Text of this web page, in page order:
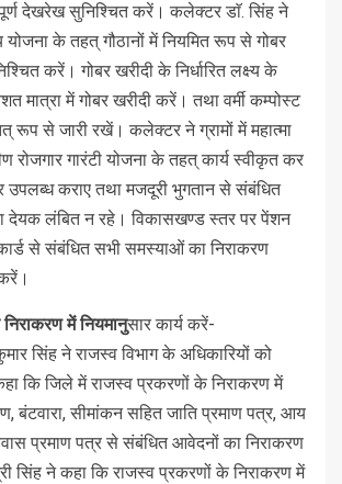
देखरेख सुनिश्चित करें। कलेक्टर डाॅ. सिंह ने
योजना के तहत् गौठानों में नियमित रूप से गोबर
करें। गोबर खरीदी के निर्धारित लक्ष्य के
मात्रा में गोबर खरीदी करें। तथा वर्मी कम्पोस्ट
रूप से जारी रखें। कलेक्टर ने ग्रामों में महात्मा
रोजगार गारंटी योजना के तहत् कार्य स्वीकृत कर
उपलब्ध कराए तथा मजदूरी भुगतान से संबंधित
देयक लंबित न रहे। विकासखण्ड स्तर पर पेंशन
से संबंधित सभी समस्याओं का निराकरण
में नियमानुसार कार्य करें-
सिंह ने राजस्व विभाग के अधिकारियों को
कि जिले में राजस्व प्रकरणों के निराकरण में
बंटवारा, सीमांकन सहित जाति प्रमाण पत्र, आय
प्रमाण पत्र से संबंधित आवेदनों का निराकरण
सिंह ने कहा कि राजस्व प्रकरणों के निराकरण में